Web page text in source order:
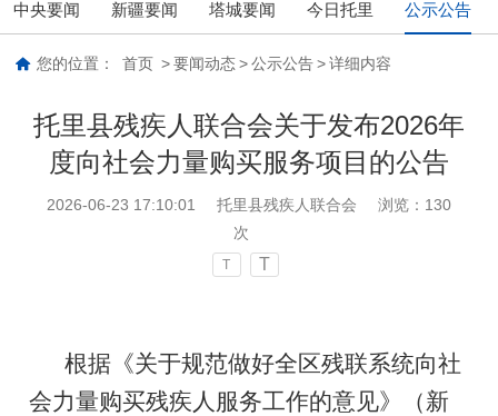
中央要闻 新疆要闻 塔城要闻 今日托里 公示公告
您的位置： 首页 > 要闻动态 > 公示公告 > 详细内容
托里县残疾人联合会关于发布2026年
度向社会力量购买服务项目的公告
2026-06-23 17:10:01 托里县残疾人联合会 浏览： 130
次
T T
根据《关于规范做好全区残联系统向社
会力量购买残疾人服务工作的意见》（新